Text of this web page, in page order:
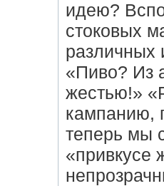
идею?
стоковых
различных
«Пиво? Из
жестью!»
кампанию,
теперь мы
«привкусе